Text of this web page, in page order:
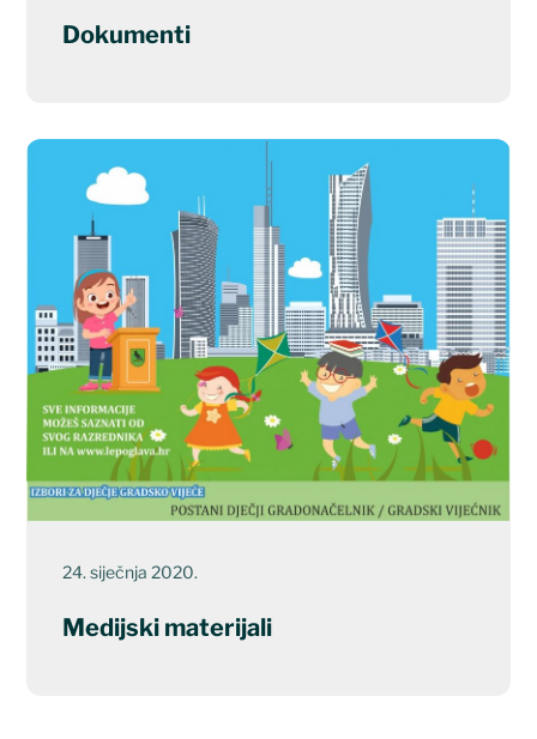
Dokumenti
24. siječnja 2020.
Medijski materijali